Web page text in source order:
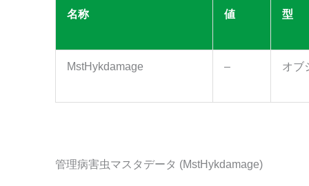
名称 値 型
MstHykdamage – オブ
管理病害虫マスタデータ (MstHykdamage)